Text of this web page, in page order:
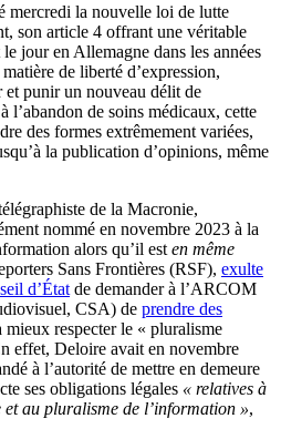
mercredi la nouvelle loi de lutte
son article 4 offrant une véritable
jour en Allemagne dans les années
de liberté d’expression,
et punir un nouveau délit de
l’abandon de soins médicaux, cette
des formes extrêmement variées,
la publication d’opinions, même
de la Macronie,
nommé en novembre 2023 à la
alors qu’il est en même
Sans Frontières (RSF), exulte
d’État de demander à l’ARCOM
CSA) de prendre des
respecter le « pluralisme
effet, Deloire avait en novembre
à l’autorité de mettre en demeure
ses obligations légales « relatives à
et au pluralisme de l’information »,